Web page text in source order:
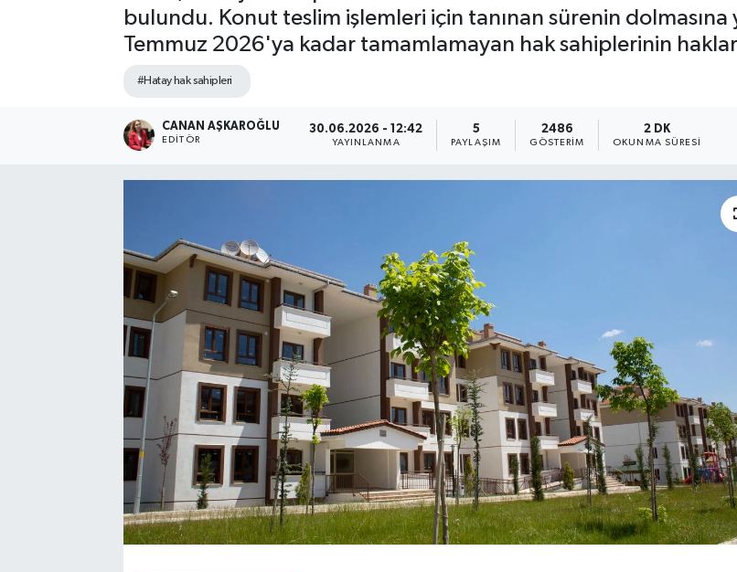
bulundu. Konut teslim işlemleri için tanınan sürenin dolmasına
Temmuz 2026'ya kadar tamamlamayan hak sahiplerinin
#Hatay hak sahipleri
CANAN AŞKAROĞLU
EDITÖR
30.06.2026 - 12:42
YAYINLANMA
5
PAYLAŞIM
2486
GÖSTERIM
2 DK
OKUNMA SÜRESI